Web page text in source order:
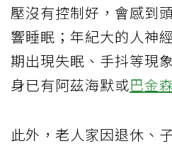
壓沒有控制好，會感到
響睡眠；年紀大的人神
期出現失眠、手抖等現
身已有阿茲海默或巴金
此外，老人家因退休、